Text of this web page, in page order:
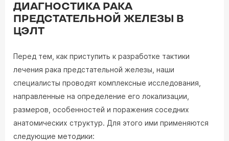
ДИАГНОСТИКА РАКА
ПРЕДСТАТЕЛЬНОЙ ЖЕЛЕЗЫ В
ЦЭЛТ
Перед тем, как приступить к разработке тактики
лечения рака предстательной железы, наши
специалисты проводят комплексные исследования,
направленные на определение его локализации,
размеров, особенностей и поражения соседних
анатомических структур. Для этого ими применяются
следующие методики: